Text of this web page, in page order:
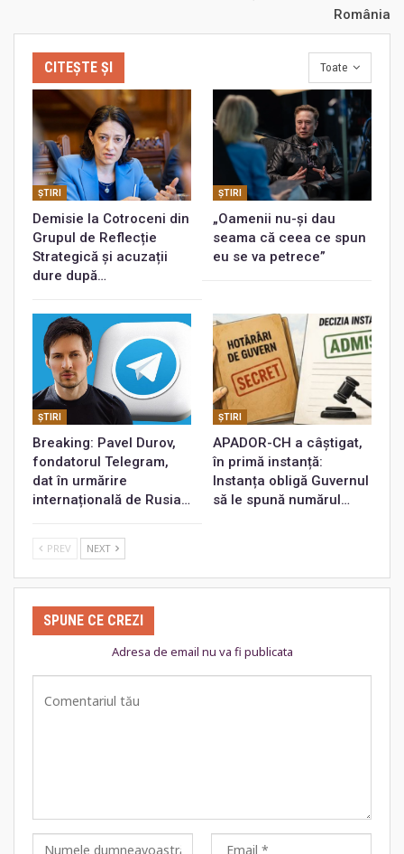
România
Toate
CITEȘTE ȘI
ŞTIRI
Demisie la Cotroceni din
Grupul de Reflecție
Strategică și acuzații
dure după…
ŞTIRI
„Oamenii nu-și dau
seama că ceea ce spun
eu se va petrece”
ŞTIRI
Breaking: Pavel Durov,
fondatorul Telegram,
dat în urmărire
internațională de Rusia…
ŞTIRI
APADOR-CH a câștigat,
în primă instanță:
Instanța obligă Guvernul
să le spună numărul…
PREV NEXT
SPUNE CE CREZI
Adresa de email nu va fi publicata